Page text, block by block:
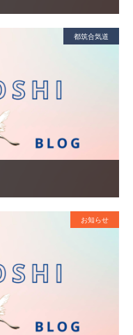
都筑合気道
お知らせ